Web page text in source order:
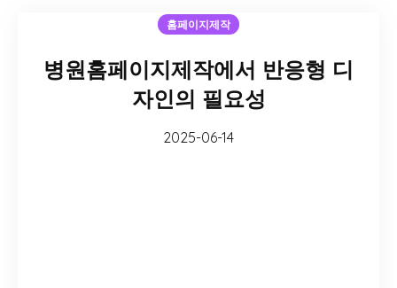
홈페이지제작
병원홈페이지제작에서 반응형 디
자인의 필요성
2025-06-14